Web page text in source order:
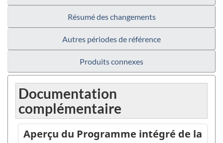
Résumé des changements
Autres périodes de référence
Produits connexes
Documentation
complémentaire
Aperçu du Programme intégré de la